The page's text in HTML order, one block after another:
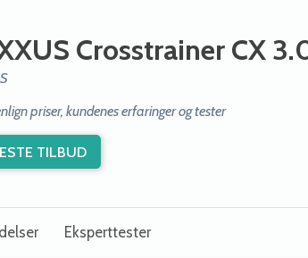
Crosstrainer CX
priser, kundenes erfaringer og tester
TILBUD
Eksperttester